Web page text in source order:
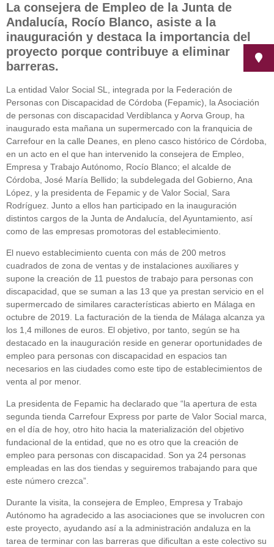
La consejera de Empleo de la Junta de
Andalucía, Rocío Blanco, asiste a la
inauguración y destaca la importancia del
proyecto porque contribuye a eliminar
barreras.
La entidad Valor Social SL, integrada por la Federación de
Personas con Discapacidad de Córdoba (Fepamic), la Asociación
de personas con discapacidad Verdiblanca y Aorva Group, ha
inaugurado esta mañana un supermercado con la franquicia de
Carrefour en la calle Deanes, en pleno casco histórico de Córdoba,
en un acto en el que han intervenido la consejera de Empleo,
Empresa y Trabajo Autónomo, Rocío Blanco; el alcalde de
Córdoba, José María Bellido; la subdelegada del Gobierno, Ana
López, y la presidenta de Fepamic y de Valor Social, Sara
Rodríguez. Junto a ellos han participado en la inauguración
distintos cargos de la Junta de Andalucía, del Ayuntamiento, así
como de las empresas promotoras del establecimiento.
El nuevo establecimiento cuenta con más de 200 metros
cuadrados de zona de ventas y de instalaciones auxiliares y
supone la creación de 11 puestos de trabajo para personas con
discapacidad, que se suman a las 13 que ya prestan servicio en el
supermercado de similares características abierto en Málaga en
octubre de 2019. La facturación de la tienda de Málaga alcanza ya
los 1,4 millones de euros. El objetivo, por tanto, según se ha
destacado en la inauguración reside en generar oportunidades de
empleo para personas con discapacidad en espacios tan
necesarios en las ciudades como este tipo de establecimientos de
venta al por menor.
La presidenta de Fepamic ha declarado que “la apertura de esta
segunda tienda Carrefour Express por parte de Valor Social marca,
en el día de hoy, otro hito hacia la materialización del objetivo
fundacional de la entidad, que no es otro que la creación de
empleo para personas con discapacidad. Son ya 24 personas
empleadas en las dos tiendas y seguiremos trabajando para que
este número crezca”.
Durante la visita, la consejera de Empleo, Empresa y Trabajo
Autónomo ha agradecido a las asociaciones que se involucren con
este proyecto, ayudando así a la administración andaluza en la
tarea de terminar con las barreras que dificultan a este colectivo su